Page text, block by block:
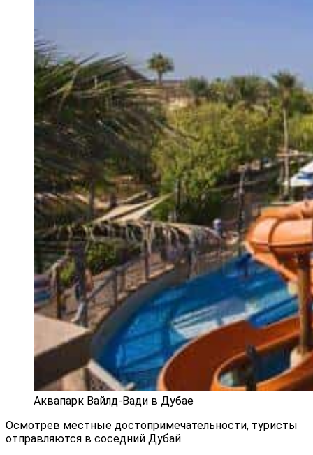
Аквапарк Вайлд-Вади в Дубае
Осмотрев местные достопримечательности, туристы
отправляются в соседний Дубай.